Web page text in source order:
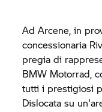
Ad Arcene, in
concessionaria
pregia di
BMW Motorrad,
tutti i prestigiosi
Dislocata su